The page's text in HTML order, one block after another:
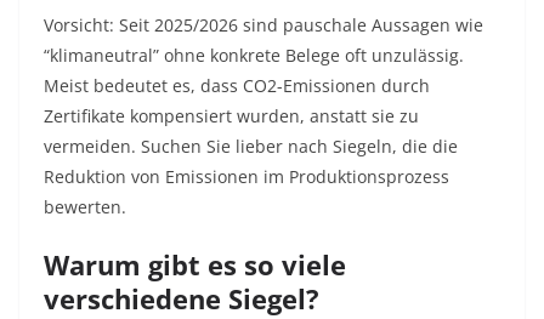
Vorsicht: Seit 2025/2026 sind pauschale Aussagen wie
“klimaneutral” ohne konkrete Belege oft unzulässig.
Meist bedeutet es, dass CO2-Emissionen durch
Zertifikate kompensiert wurden, anstatt sie zu
vermeiden. Suchen Sie lieber nach Siegeln, die die
Reduktion von Emissionen im Produktionsprozess
bewerten.
Warum gibt es so viele
verschiedene Siegel?